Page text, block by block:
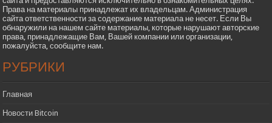
Права на материалы принадлежат их владельцам. Администрация
сайта ответственности за содержание материала не несет. Если Вы
обнаружили на нашем сайте материалы, которые нарушают авторские
права, принадлежащие Вам, Вашей компании или организации,
пожалуйста, сообщите нам.
РУБРИКИ
Главная
Новости Bitcoin